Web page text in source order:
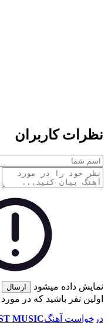
کاربران
داده میشود
ارسال
نفر باشید که در مورد این
آهنگMUSIC